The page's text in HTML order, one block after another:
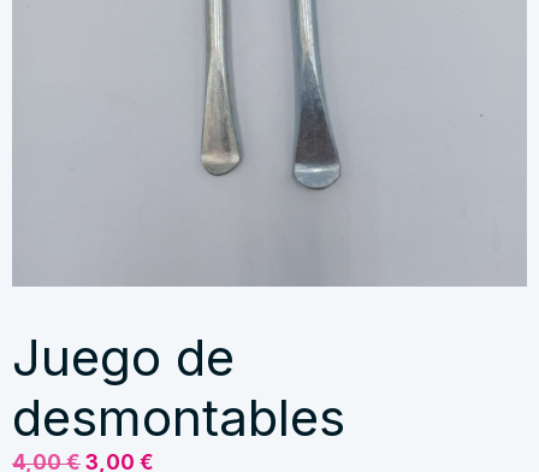
Juego de
desmontables
4,00€ El
3,00 €